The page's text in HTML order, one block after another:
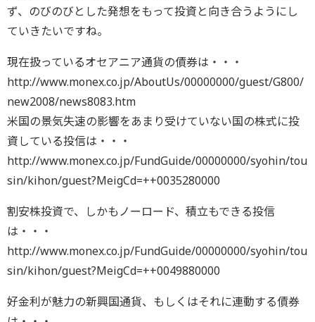
ず、のびのびとした発想をもって投資と向き合うようにし
ていきたいですね。
現在扱っているオセアニア通貨の債券は・・・
http://www.monex.co.jp/AboutUs/00000000/guest/G800/
new2008/news8083.htm
米国の景気失速の影響をあまり受けていない国の株式に投
資している投信は・・・
http://www.monex.co.jp/FundGuide/00000000/syohin/tou
sin/kihon/guest?MeigCd=++0035280000
割安株投資で、しかもノーロード、積立もできる投信
は・・・
http://www.monex.co.jp/FundGuide/00000000/syohin/tou
sin/kihon/guest?MeigCd=++0049880000
好金利が魅力の新興国通貨、もしくはそれに連動する債券